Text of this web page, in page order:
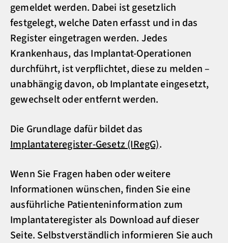
gemeldet werden. Dabei ist gesetzlich
festgelegt, welche Daten erfasst und in das
Register eingetragen werden. Jedes
Krankenhaus, das Implantat-Operationen
durchführt, ist verpflichtet, diese zu melden –
unabhängig davon, ob Implantate eingesetzt,
gewechselt oder entfernt werden.
Die Grundlage dafür bildet das
Implantateregister-Gesetz (IRegG).
Wenn Sie Fragen haben oder weitere
Informationen wünschen, finden Sie eine
ausführliche Patienteninformation zum
Implantateregister als Download auf dieser
Seite. Selbstverständlich informieren Sie auch